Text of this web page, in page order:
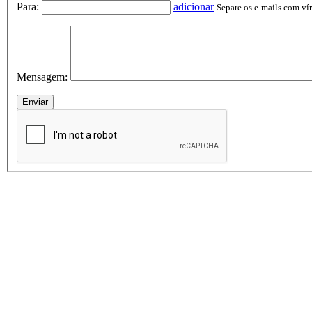
Para: adicionar Separe os e-mails com
Mensagem: